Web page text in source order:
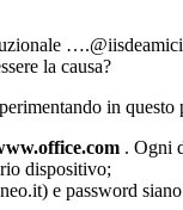
la causa?
in
. Ogni
dispositivo;
e password